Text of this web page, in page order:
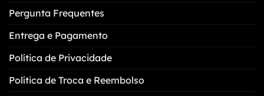
produto
Pergunta Frequentes
Entrega e Pagamento
Política de Privacidade
Política de Troca e Reembolso